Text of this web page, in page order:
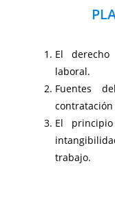
El
laboral.
Fuentes
El
trabajo.